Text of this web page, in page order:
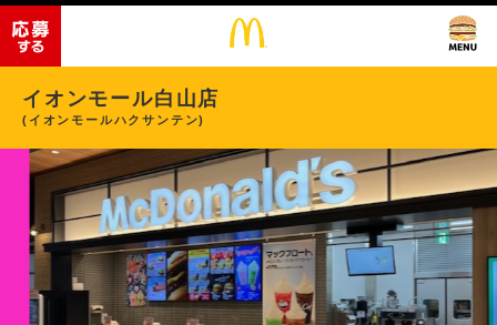
イオンモール白山店
(イオンモールハクサンテン)